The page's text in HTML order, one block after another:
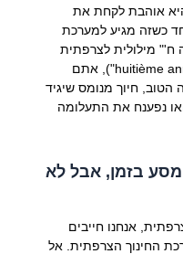
אוהבת לקחת את
כשזה מגיע למערכת
ח'" מילולית לצרפתית
(למשל, "huitième classe" או "huitième année"), אתם
חיוך מנומס שיגיד
נפענח את התעלומה
בזמן, אבל לא
אנחנו חייבים
החינוך הצרפתית. אל